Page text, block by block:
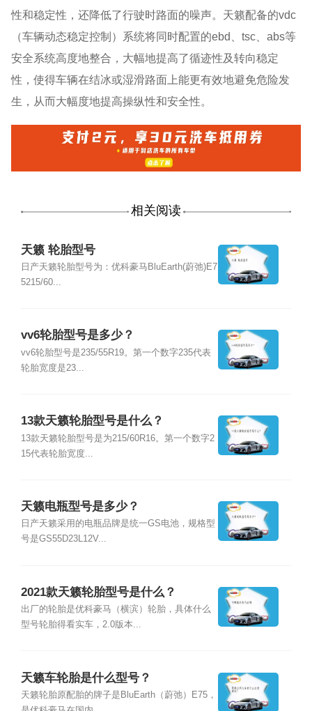
性和稳定性，还降低了行驶时路面的噪声。天籁配备的vdc
（车辆动态稳定控制）系统将同时配置的ebd、tsc、abs等
安全系统高度地整合，大幅地提高了循迹性及转向稳定
性，使得车辆在结冰或湿滑路面上能更有效地避免危险发
生，从而大幅度地提高操纵性和安全性。
相关阅读
天籁 轮胎型号
日产天籁轮胎型号为：优科豪马BluEarth(蔚弛)E7
5215/60...
vv6轮胎型号是多少？
vv6轮胎型号是235/55R19。第一个数字235代表
轮胎宽度是23...
13款天籁轮胎型号是什么？
13款天籁轮胎型号是为215/60R16。第一个数字2
15代表轮胎宽度...
天籁电瓶型号是多少？
日产天籁采用的电瓶品牌是统一GS电池，规格型
号是GS55D23L12V...
2021款天籁轮胎型号是什么？
出厂的轮胎是优科豪马（横滨）轮胎，具体什么
型号轮胎得看实车，2.0版本...
天籁车轮胎是什么型号？
天籁轮胎原配胎的牌子是BluEarth（蔚弛）E75，